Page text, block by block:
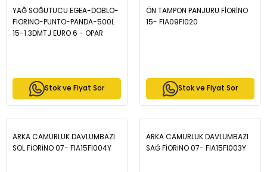
YAĞ SOĞUTUCU EGEA-DOBLO-
FIORINO-PUNTO-PANDA-500L
15-1.3DMTJ EURO 6 - OPAR
Stok ve Fiyat Sor
ÖN TAMPON PANJURU FİORİNO
15- FIA09FI020
Stok ve Fiyat Sor
ARKA CAMURLUK DAVLUMBAZI
SOL FİORİNO 07- FIA15FI004Y
ARKA CAMURLUK DAVLUMBAZI
SAĞ FİORİNO 07- FIA15FI003Y